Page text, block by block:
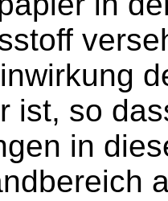
ist, so
in